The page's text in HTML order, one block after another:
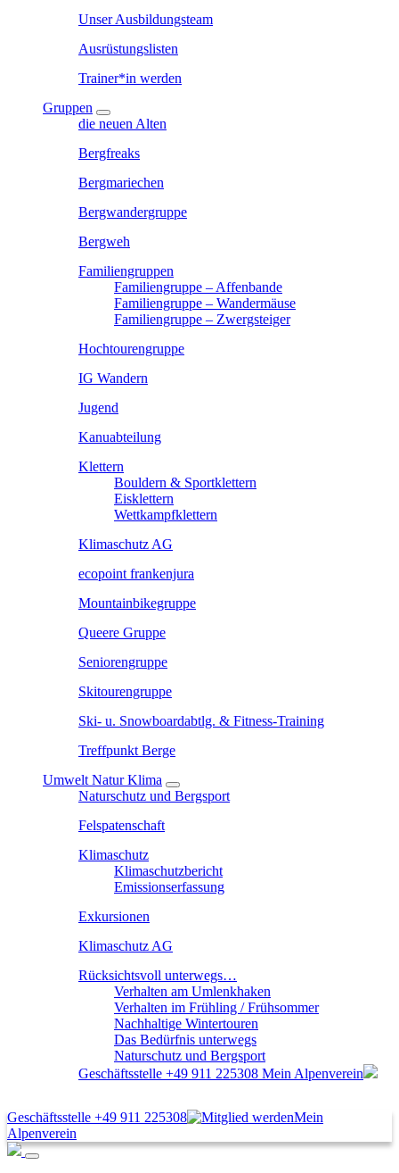
Unser Ausbildungsteam
Ausrüstungslisten
Trainer*in werden
Gruppen
die neuen Alten
Bergfreaks
Bergmariechen
Bergwandergruppe
Bergweh
Familiengruppen
Familiengruppe – Affenbande
Familiengruppe – Wandermäuse
Familiengruppe – Zwergsteiger
Hochtourengruppe
IG Wandern
Jugend
Kanuabteilung
Klettern
Bouldern & Sportklettern
Eisklettern
Wettkampfklettern
Klimaschutz AG
ecopoint frankenjura
Mountainbikegruppe
Queere Gruppe
Seniorengruppe
Skitourengruppe
Ski- u. Snowboardabtlg. & Fitness-Training
Treffpunkt Berge
Umwelt Natur Klima
Naturschutz und Bergsport
Felspatenschaft
Klimaschutz
Klimaschutzbericht
Emissionserfassung
Exkursionen
Klimaschutz AG
Rücksichtsvoll unterwegs…
Verhalten am Umlenkhaken
Verhalten im Frühling / Frühsommer
Nachhaltige Wintertouren
Das Bedürfnis unterwegs
Naturschutz und Bergsport
Geschäftsstelle +49 911 225308 Mein Alpenverein
Geschäftsstelle +49 911 225308
Mein
Alpenverein